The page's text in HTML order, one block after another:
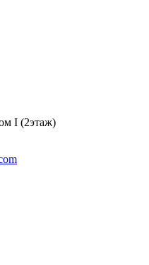
I (2этаж)